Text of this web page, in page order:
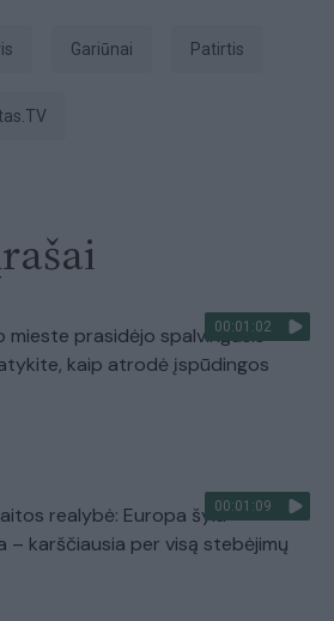
Gariūnai patirtis
00:01:02
mieste prasidėjo spalvingasis
kaip atrodė įspūdingos
00:01:09
realybė: Europa šyla
– karščiausia per visą stebėjimų